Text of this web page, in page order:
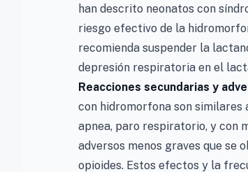
han descrito neonatos con
riesgo efectivo de la
recomienda suspender la
depresión respiratoria en el
Reacciones secundarias y
con hidromorfona son similares
apnea, paro respiratorio, y con
adversos menos graves que se
opioides. Estos efectos y la